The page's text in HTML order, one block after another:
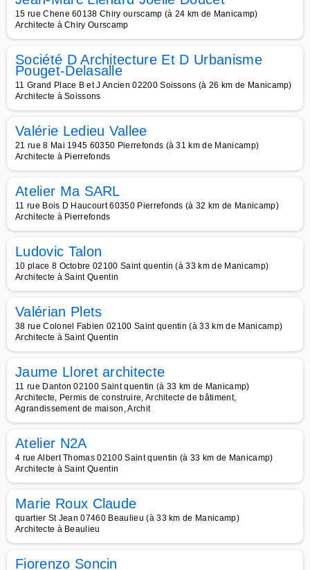
15 rue Chene 60138 Chiry ourscamp (à 24 km de Manicamp)
Architecte à Chiry Ourscamp
Société D Architecture Et D Urbanisme
Pouget-Delasalle
11 Grand Place B et J Ancien 02200 Soissons (à 26 km de Manicamp)
Architecte à Soissons
Valérie Ledieu Vallee
21 rue 8 Mai 1945 60350 Pierrefonds (à 31 km de Manicamp)
Architecte à Pierrefonds
Atelier Ma SARL
11 rue Bois D Haucourt 60350 Pierrefonds (à 32 km de Manicamp)
Architecte à Pierrefonds
Ludovic Talon
10 place 8 Octobre 02100 Saint quentin (à 33 km de Manicamp)
Architecte à Saint Quentin
Valérian Plets
38 rue Colonel Fabien 02100 Saint quentin (à 33 km de Manicamp)
Architecte à Saint Quentin
Jaume Lloret architecte
11 rue Danton 02100 Saint quentin (à 33 km de Manicamp)
Architecte, Permis de construire, Architecte de bâtiment,
Agrandissement de maison, Archit
Atelier N2A
4 rue Albert Thomas 02100 Saint quentin (à 33 km de Manicamp)
Architecte à Saint Quentin
Marie Roux Claude
quartier St Jean 07460 Beaulieu (à 33 km de Manicamp)
Architecte à Beaulieu
Fiorenzo Soncin